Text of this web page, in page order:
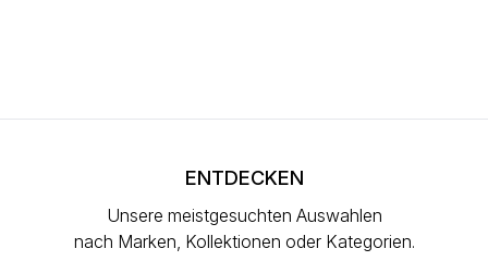
ENTDECKEN
Unsere meistgesuchten Auswahlen
nach Marken, Kollektionen oder Kategorien.